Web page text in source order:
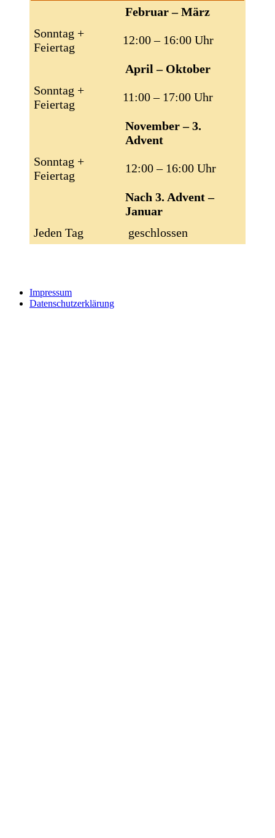
Februar – März
Sonntag +
Feiertag
12:00 – 16:00 Uhr
April – Oktober
Sonntag +
Feiertag
11:00 – 17:00 Uhr
November – 3.
Advent
Sonntag +
Feiertag
12:00 – 16:00 Uhr
Nach 3. Advent –
Januar
Jeden Tag
geschlossen
Impressum
Datenschutzerklärung